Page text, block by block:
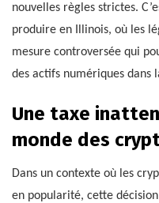
nouvelles règles strictes.
produire en Illinois, où les
mesure controversée qui
des actifs numériques dans
Une taxe
monde des
Dans un contexte où les
en popularité, cette